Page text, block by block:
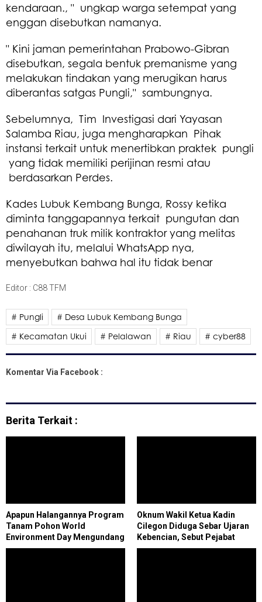
kendaraan., " ungkap warga setempat yang
enggan disebutkan namanya.
" Kini jaman pemerintahan Prabowo-Gibran
disebutkan, segala bentuk premanisme yang
melakukan tindakan yang merugikan harus
diberantas satgas Pungli," sambungnya.
Sebelumnya, Tim Investigasi dari Yayasan
Salamba Riau, juga mengharapkan Pihak
instansi terkait untuk menertibkan praktek pungli
yang tidak memiliki perijinan resmi atau
berdasarkan Perdes.
Kades Lubuk Kembang Bunga, Rossy ketika
diminta tanggapannya terkait pungutan dan
penahanan truk milik kontraktor yang melitas
diwilayah itu, melalui WhatsApp nya,
menyebutkan bahwa hal itu tidak benar
Editor : C88 TFM
# Pungli
# Desa Lubuk Kembang Bunga
# Kecamatan Ukui
# Pelalawan # Riau # cyber88
Komentar Via Facebook :
Berita Terkait :
Apapun Halangannya Program
Tanam Pohon World
Environment Day Mengundang
Pejabat Riau Tetap Lanjut,
Oknum Wakil Ketua Kadin
Cilegon Diduga Sebar Ujaran
Kebencian, Sebut Pejabat
"Cabul" di Forum Terbuka